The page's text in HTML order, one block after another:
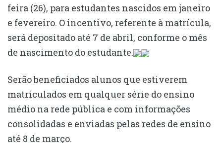
feira (26), para estudantes nascidos em janeiro
e fevereiro. O incentivo, referente à matrícula,
será depositado até 7 de abril, conforme o mês
de nascimento do estudante.
Serão beneficiados alunos que estiverem
matriculados em qualquer série do ensino
médio na rede pública e com informações
consolidadas e enviadas pelas redes de ensino
até 8 de março.